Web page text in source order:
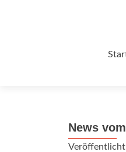
News
Veröffentlicht